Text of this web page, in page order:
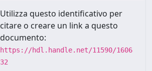
Utilizza questo identificativo per
citare o creare un link a questo
documento:
https://hdl.handle.net/11590/1606
32